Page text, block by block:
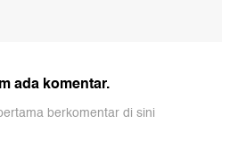
ada komentar.
berkomentar di sini